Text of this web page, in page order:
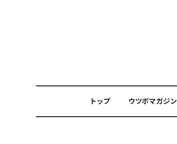
トップ ウツボマガジン